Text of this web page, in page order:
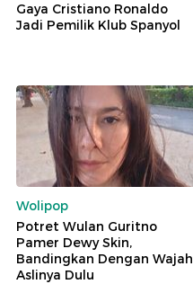
Gaya Cristiano Ronaldo
Jadi Pemilik Klub Spanyol
Wolipop
Potret Wulan Guritno
Pamer Dewy Skin,
Bandingkan Dengan Wajah
Aslinya Dulu